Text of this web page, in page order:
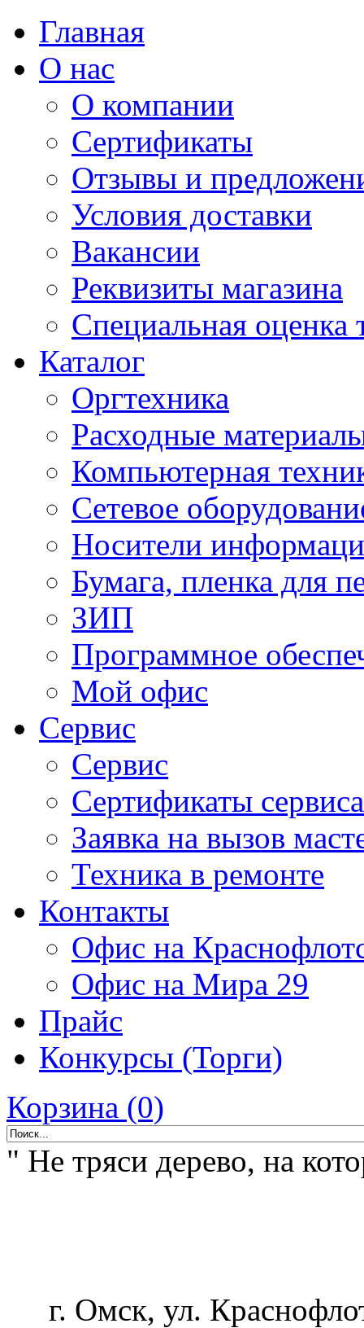
Главная
О нас
О компании
Сертификаты
Отзывы и
Условия доставки
Вакансии
Реквизиты магазина
Специальная оценка
Каталог
Оргтехника
Расходные
Компьютерная
Сетевое
Носители
Бумага, пленка для
ЗИП
Программное
Мой офис
Сервис
Сервис
Сертификаты сервиса
Заявка на вызов
Техника в ремонте
Контакты
Офис на
Офис на Мира 29
Прайс
Конкурсы (Торги)
Корзина (0)
" Не тряси дерево, на
г. Омск, ул.